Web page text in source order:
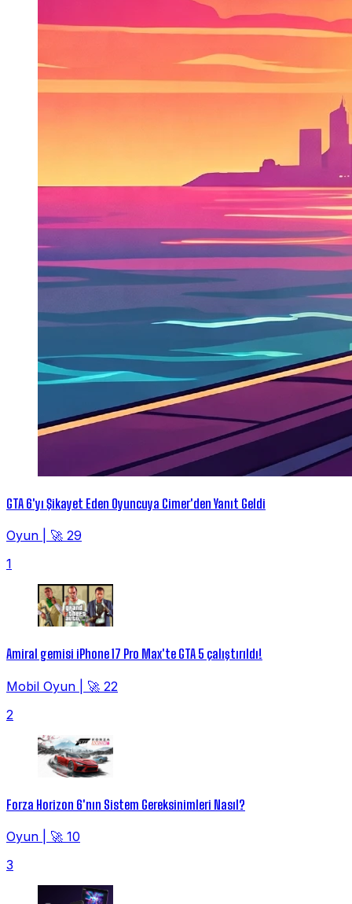
GTA 6'yı Şikayet Eden Oyuncuya Cimer'den Yanıt Geldi
Oyun
🚀 29
1
Amiral gemisi iPhone 17 Pro Max'te GTA 5 çalıştırıldı!
Mobil Oyun
🚀 22
2
Forza Horizon 6'nın Sistem Gereksinimleri Nasıl?
Oyun
🚀 10
3